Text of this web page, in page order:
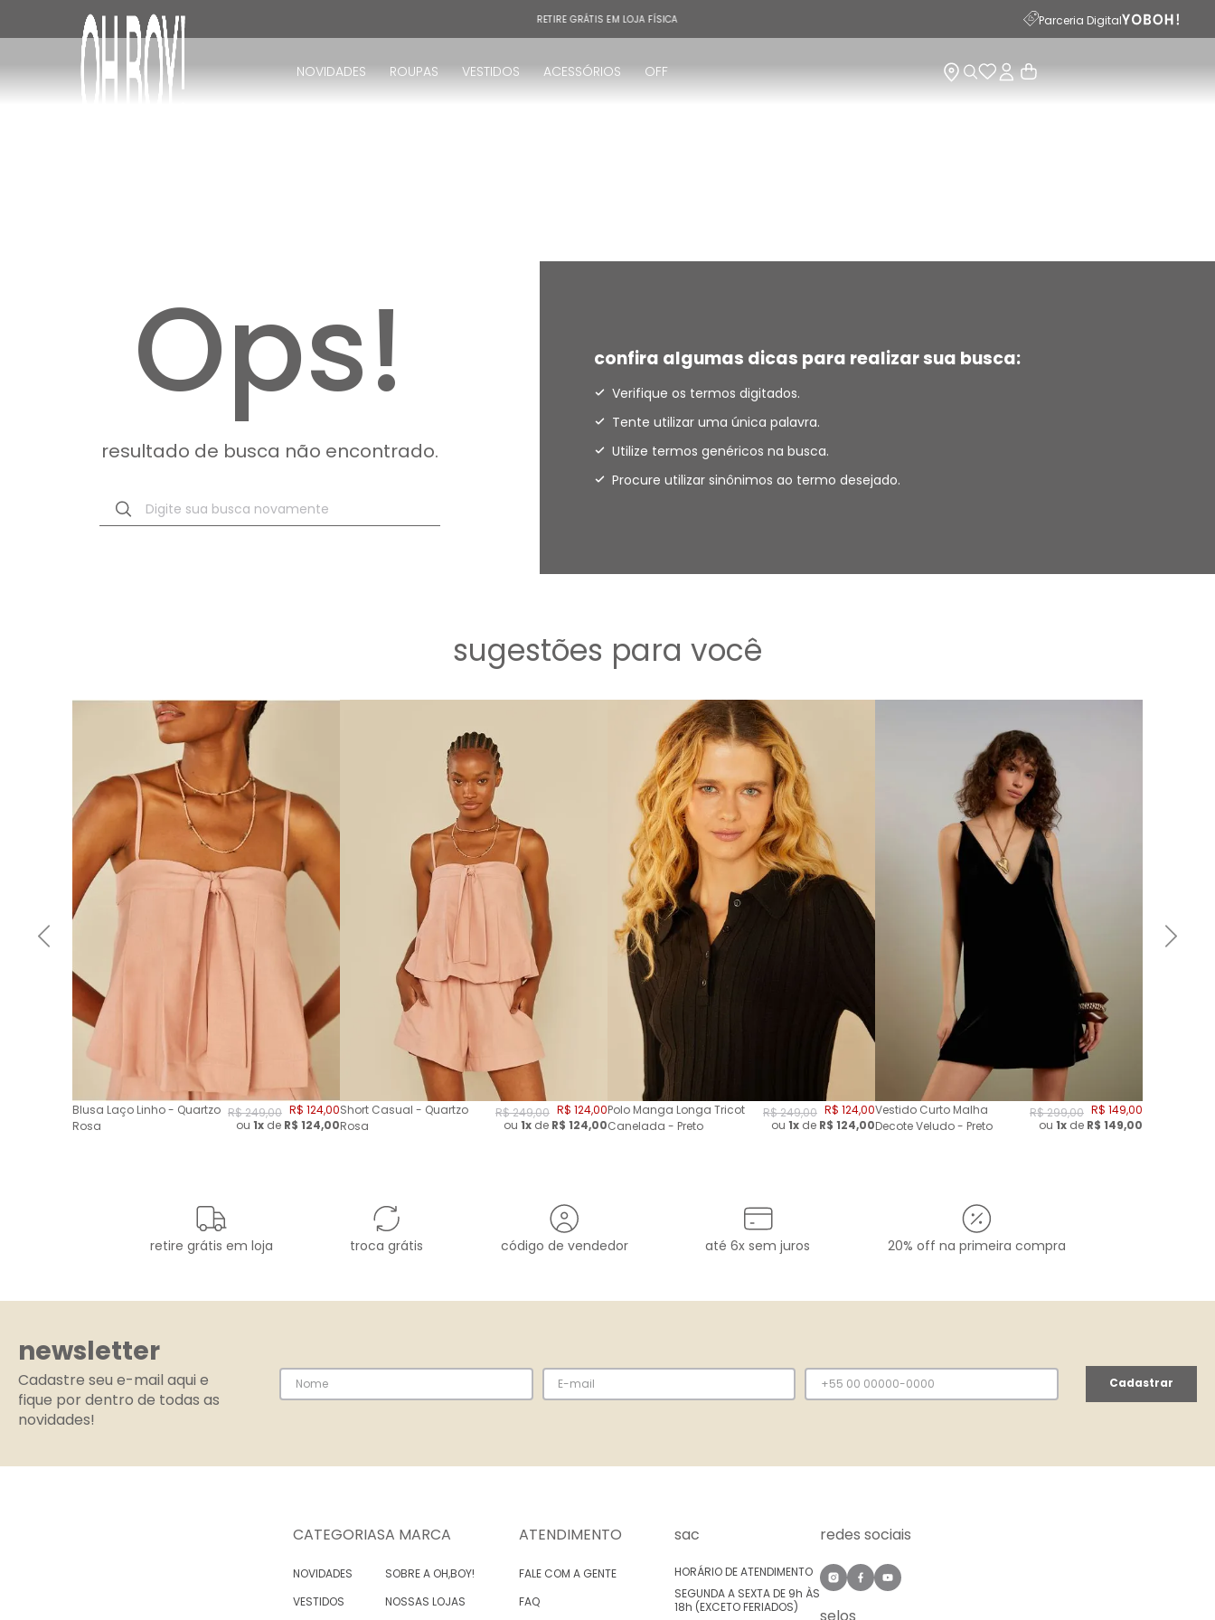
RETIRE GRÁTIS EM LOJA FÍSICA Parceria Digital
NOVIDADES ROUPAS VESTIDOS ACESSÓRIOS OFF
Ops!
resultado de busca não encontrado.
Digite sua busca novamente
confira algumas dicas para realizar sua busca:
Verifique os termos digitados.
Tente utilizar uma única palavra.
Utilize termos genéricos na busca.
Procure utilizar sinônimos ao termo desejado.
sugestões para você
Blusa Laço Linho - Quartzo
Rosa
R$249,00 R$ 124,00
ou 1x de R$ 124,00
Short Casual - Quartzo
Rosa
R$249,00 R$ 124,00
ou 1x de R$ 124,00
Polo Manga Longa Tricot
Canelada - Preto
R$249,00 R$ 124,00
ou 1x de R$ 124,00
Vestido Curto Malha
Decote Veludo - Preto
R$299,00 R$ 149,00
ou 1x de R$ 149,00
retire grátis em loja troca grátis código de vendedor até 6x sem juros 20% off na primeira compra
newsletter
Cadastre seu e-mail aqui e
fique por dentro de todas as
novidades!
Cadastrar
CATEGORIAS
NOVIDADES
VESTIDOS
A MARCA
SOBRE A OH,BOY!
NOSSAS LOJAS
ATENDIMENTO
FALE COM A GENTE
FAQ
sac
HORÁRIO DE ATENDIMENTO
SEGUNDA A SEXTA DE 9h ÀS
18h (EXCETO FERIADOS)
redes sociais
TERMOS MAIS BUSCADOS
vestido
vestido longo